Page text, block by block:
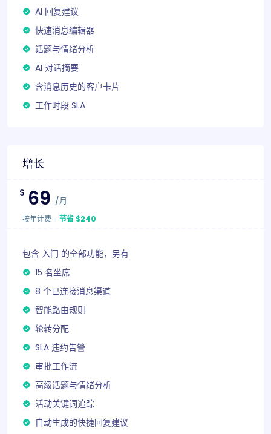
AI 回复建议
快速消息编辑器
话题与情绪分析
AI 对话摘要
含消息历史的客户卡片
工作时段 SLA
增长
$ 69 /月
按年计费 - 节省 $240
包含 入门 的全部功能，另有
15 名坐席
8 个已连接消息渠道
智能路由规则
轮转分配
SLA 违约告警
审批工作流
高级话题与情绪分析
活动关键词追踪
自动生成的快捷回复建议